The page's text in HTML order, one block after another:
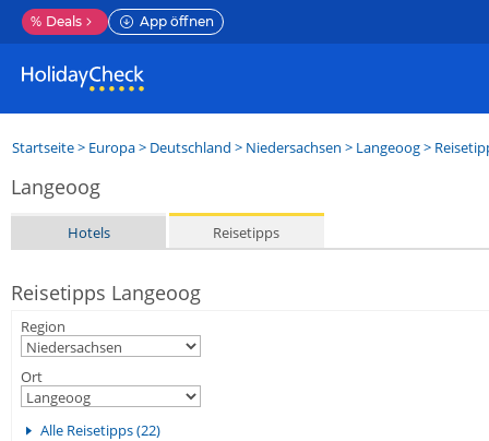
% Deals App öffnen
Startseite> Europa> Deutschland > Niedersachsen > Langeoog>
Langeoog
Hotels Reisetipps
Reisetipps Langeoog
Region
Ort
Alle Reisetipps (22)